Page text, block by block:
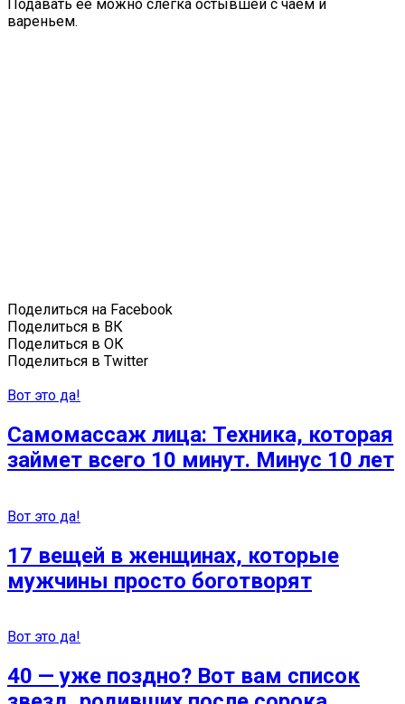
Подавать её можно слегка остывшей с чаем и
вареньем.
Поделиться на Facebook
Поделиться в ВК
Поделиться в ОК
Поделиться в Twitter
Вот это да!
Самомассаж лица: Техника, которая
займет всего 10 минут. Минус 10 лет
Вот это да!
17 вещей в женщинах, которые
мужчины просто боготворят
Вот это да!
40 — уже поздно? Вот вам список